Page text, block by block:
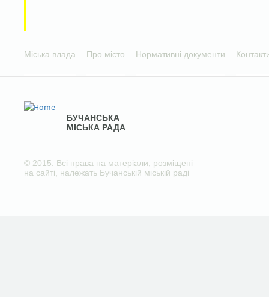
Міська влада Про місто Нормативні документи
БУЧАНСЬКА
МІСЬКА РАДА
© 2015. Всі права на матеріали, розміщені
на сайті, належать Бучанській міській раді